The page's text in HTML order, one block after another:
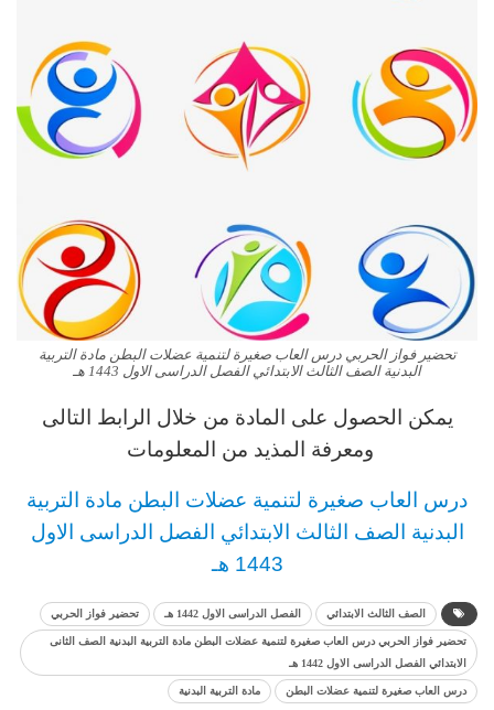
تحضير فواز الحربي درس العاب صغيرة لتنمية عضلات البطن مادة التربية
البدنية الصف الثالث الابتدائي الفصل الدراسى الاول 1443 هـ
يمكن الحصول على المادة من خلال الرابط التالى
ومعرفة المذيد من المعلومات
درس العاب صغيرة لتنمية عضلات البطن مادة التربية
البدنية
الصف الثالث الابتدائي الفصل الدراسى الاول
1443 هـ
الصف الثالث الابتدائي الفصل الدراسى الاول 1442 هـ تحضير فواز الحربي
تحضير فواز الحربي درس العاب صغيرة لتنمية عضلات البطن مادة التربية البدنية الصف الثانى
الابتدائي الفصل الدراسى الاول 1442 هـ
درس العاب صغيرة لتنمية عضلات البطن مادة التربية البدنية